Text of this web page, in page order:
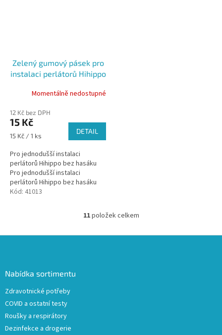
Zelený gumový pásek pro
instalaci perlátorů Hihippo
Momentálně nedostupné
12 Kč bez DPH
15 Kč
Měrná
15 Kč / 1 ks
DETAIL
Pro jednodušší instalaci
perlátorů Hihippo bez hasáku
Pro jednodušší instalaci
perlátorů Hihippo bez hasáku
Nehrozí poškození a poškrábání
Kód: 41013
O
l
11položek celkem
Nabídka sortimentu
Zdravotnické potřeby
COVID a ostatní testy
Roušky a respirátory
Dezinfekce a drogerie